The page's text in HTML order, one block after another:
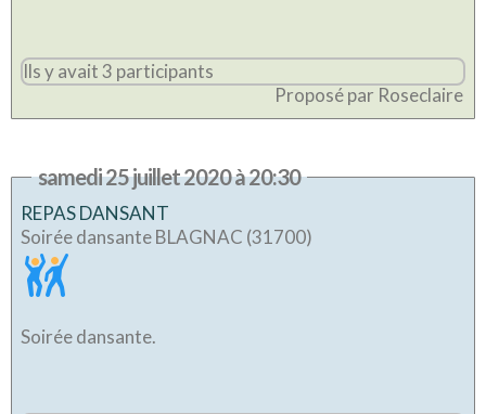
Ils y avait 3 participants
Proposé par Roseclaire
samedi 25 juillet 2020 à 20:30
REPAS DANSANT
Soirée dansante BLAGNAC (31700)
Soirée dansante.